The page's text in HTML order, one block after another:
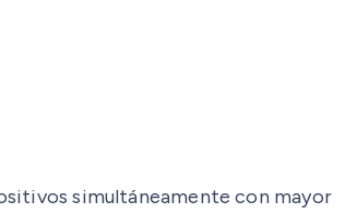
simultáneamente con mayor